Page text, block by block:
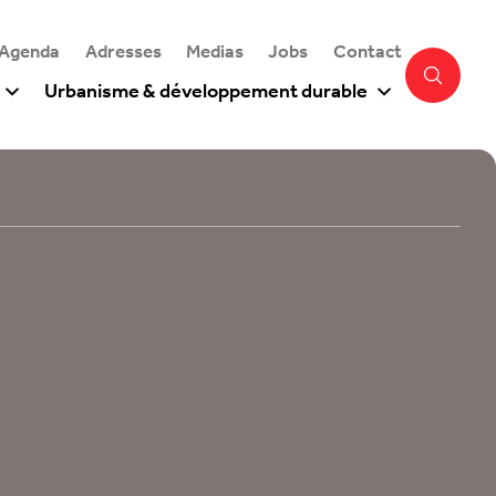
Adresses Medias Jobs Contact
Urbanisme & développement durable